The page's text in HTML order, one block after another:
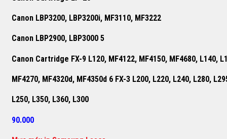
Canon LBP3200, LBP3200i, MF3110, MF3222
Canon LBP2900, LBP3000 5
Canon Cartridge FX-9 L120, MF4122, MF4150, MF4680, L140,
MF4270, MF4320d, MF4350d 6 FX-3 L200, L220, L240, L280,
L250, L350, L360, L300
90.000